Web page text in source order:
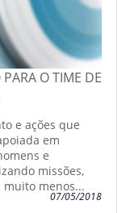
O TIME DE
e ações que
em
e
missões,
muito menos...
07/05/2018